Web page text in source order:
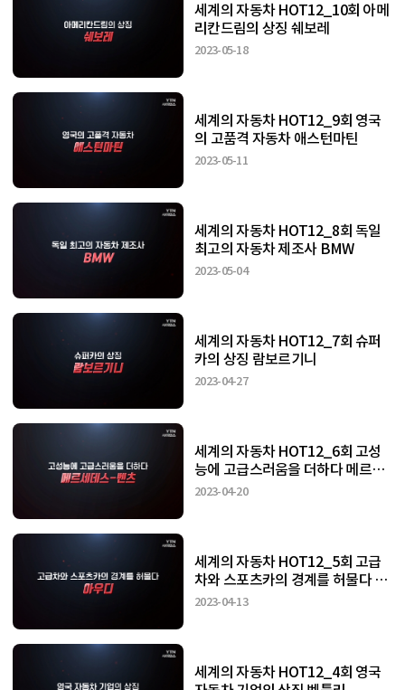
세계의 자동차 HOT12_10회 아메
리칸드림의 상징 쉐보레
2023-05-18
세계의 자동차 HOT12_9회 영국
의 고품격 자동차 애스턴마틴
2023-05-11
세계의 자동차 HOT12_8회 독일
최고의 자동차 제조사 BMW
2023-05-04
세계의 자동차 HOT12_7회 슈퍼
카의 상징 람보르기니
2023-04-27
세계의 자동차 HOT12_6회 고성
능에 고급스러움을 더하다 메르세
데스-벤츠
2023-04-20
세계의 자동차 HOT12_5회 고급
차와 스포츠카의 경계를 허물다 아
우디
2023-04-13
세계의 자동차 HOT12_4회 영국